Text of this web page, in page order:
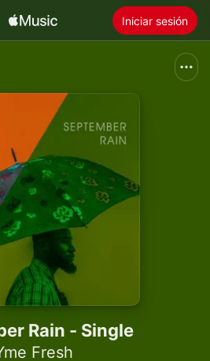
Iniciar sesión
Apple Music
Rain - Single
Fresh